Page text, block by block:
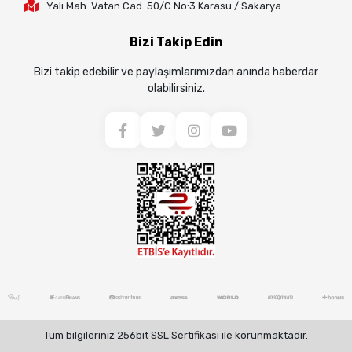
Yalı Mah. Vatan Cad. 50/C No:3 Karasu / Sakarya
Bizi Takip Edin
Bizi takip edebilir ve paylaşımlarımızdan anında haberdar
olabilirsiniz.
Tüm bilgileriniz 256bit SSL Sertifikası ile korunmaktadır.